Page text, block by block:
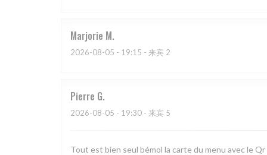
Marjorie M
2026-08-05 - 19:15 - 来宾 2
Pierre G
2026-08-05 - 19:30 - 来宾 5
Tout est bien seul bémol la carte du menu avec le